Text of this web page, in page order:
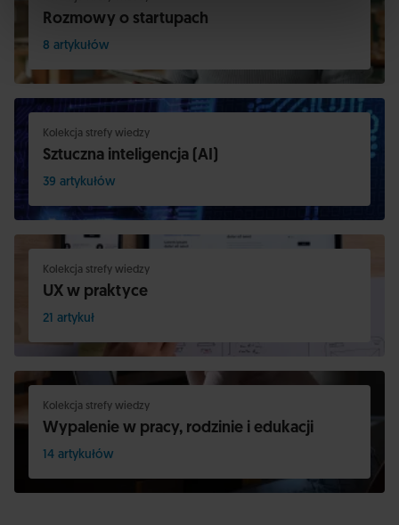
Rozmowy o startupach
8 artykułów
Kolekcja strefy wiedzy
Sztuczna inteligencja (AI)
39 artykułów
Kolekcja strefy wiedzy
UX w praktyce
21 artykuł
Kolekcja strefy wiedzy
Wypalenie w pracy, rodzinie i edukacji
14 artykułów